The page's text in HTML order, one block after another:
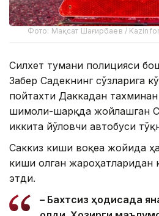
Фото: Мақсат Шағирбаев /
Силхет тумани полицияси
Забер Садекнинг сўзларига
пойтахти Даккадан
шимоли-шарқда жойлашган
иккита йўловчи автобуси
Саккиз киши воқеа жойида
киши олган жароҳатларидан
этди.
– Бахтсиз ҳодисада